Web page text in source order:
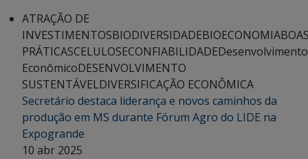
ATRAÇÃO DE
INVESTIMENTOSBIODIVERSIDADEBIOECONOMIA
PRÁTICASCELULOSECONFIABILIDADEDesenvolvimento
EconômicoDESENVOLVIMENTO
SUSTENTÁVELDIVERSIFICAÇÃO ECONÔMICA
Secretário destaca liderança e novos caminhos da
produção em MS durante Fórum Agro do LIDE na
Expogrande
10 abr 2025